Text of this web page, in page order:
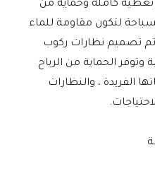
تغطية كاملة وحماية من
لتكون مقاومة للماء
تم تصميم نظارات ركوب
وتوفر الحماية من الرياح
الفريدة ، والنظارات